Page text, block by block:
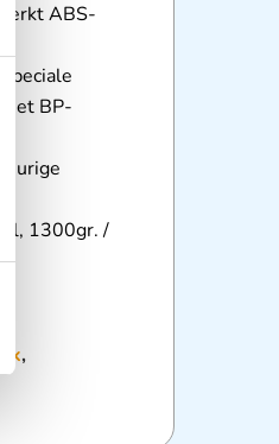
ABS-
het BP-
1300gr. /
,